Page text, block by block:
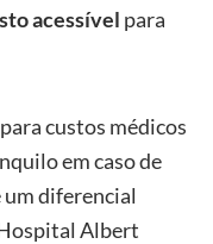
acessível para
custos médicos
em caso de
diferencial
Albert